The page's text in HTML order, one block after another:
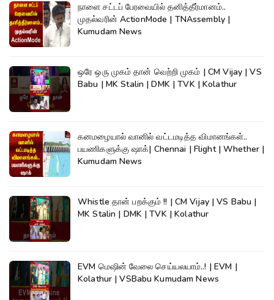
நாளை சட்டப் பேரவையில் தனித்தீர்மானம்..
முதல்வரின் ActionMode | TNAssembly |
Kumudam News
ஒரே ஒரு முகம் தான் வெற்றி முகம் | CM Vijay | VS
Babu | MK Stalin | DMK | TVK | Kolathur
கனமழையால் வானில் வட்டமடித்த விமானங்கள்..
பயணிகளுக்கு ஷாக்| Chennai | Flight | Whether |
Kumudam News
Whistle தான் பறக்கும் !! | CM Vijay | VS Babu |
MK Stalin | DMK | TVK | Kolathur
EVM மெஷின் வேலை செய்யலயாம்..! | EVM |
Kolathur | VSBabu Kumudam News